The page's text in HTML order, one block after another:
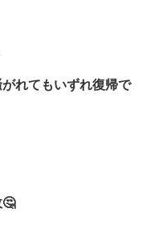
れてもいずれ復帰で
🤔